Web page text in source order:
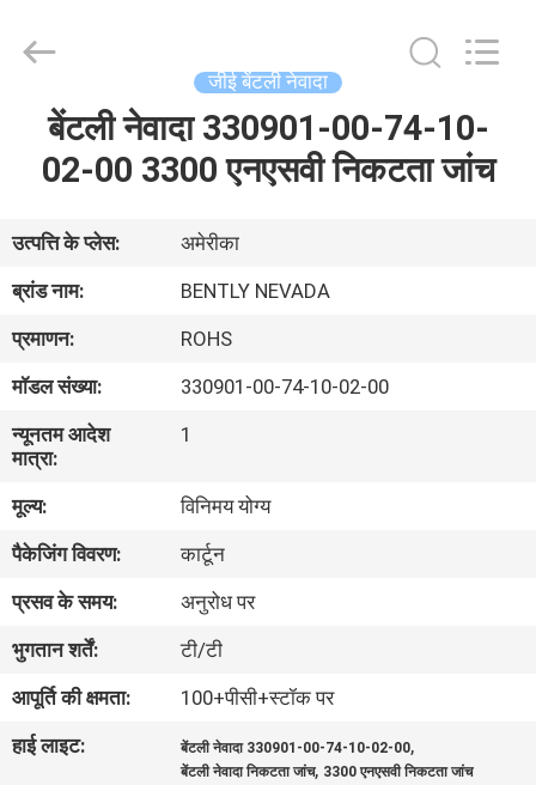
हमारे
बारे
फैक्टरी
गुणवत्ता
नियंत्रण
हमसे
संपर्क
करें
Reserved.
जीई बेंटली नेवादा
बेंटली नेवादा 330901-00-74-10-
02-00 3300 एनएसवी निकटता जांच
उत्पत्ति के प्लेस:
अमेरीका
ब्रांड नाम:
BENTLY NEVADA
प्रमाणन:
ROHS
मॉडल संख्या:
330901-00-74-10-02-00
न्यूनतम आदेश
मात्रा:
1
मूल्य:
विनिमय योग्य
पैकेजिंग विवरण:
कार्टून
प्रसव के समय:
अनुरोध पर
भुगतान शर्तें:
टी/टी
आपूर्ति की क्षमता:
100+पीसी+स्टॉक पर
हाई लाइट:
बेंटली नेवादा 330901-00-74-10-02-00,
बेंटली नेवादा निकटता जांच, 3300 एनएसवी निकटता जांच